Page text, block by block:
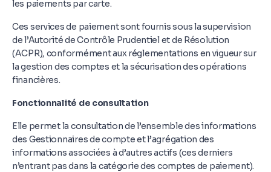
les paiements par carte.
Ces services de paiement sont fournis sous la supervision
de l’Autorité de Contrôle Prudentiel et de Résolution
(ACPR), conformément aux réglementations en vigueur sur
la gestion des comptes et la sécurisation des opérations
financières.
Fonctionnalité de consultation
Elle permet la consultation de l’ensemble des informations
des Gestionnaires de compte et l’agrégation des
informations associées à d’autres actifs (ces derniers
n’entrant pas dans la catégorie des comptes de paiement).